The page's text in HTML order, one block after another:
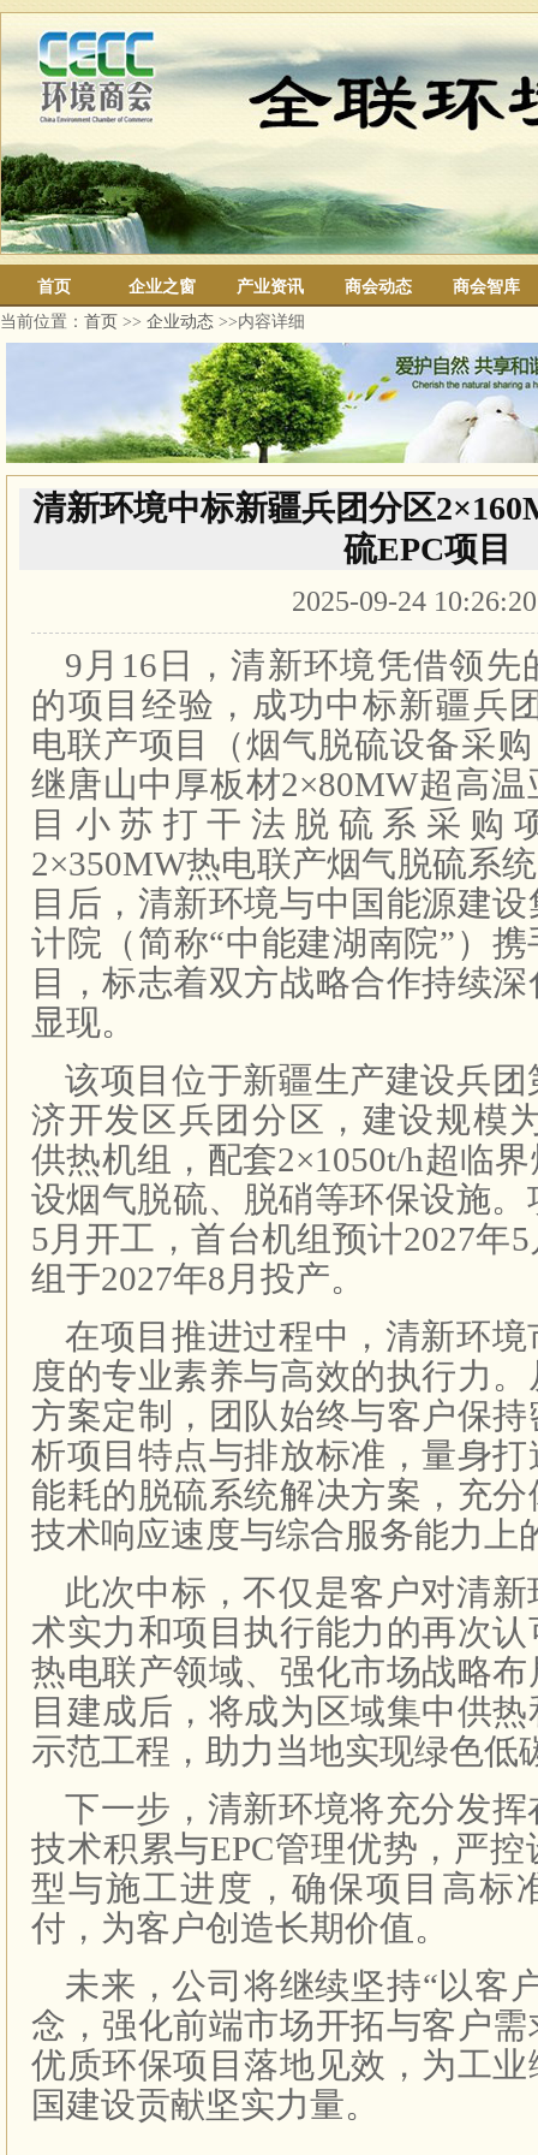
首页 企业之窗 产业资讯 商会动态
商会智库
当前位置： 首页 >> 企业动态 >>内容详细
清新环境中标新疆兵团分区
硫EPC项目
2025-09-24
9月16日，清新环境凭借领先
的项目经验，成功中标新疆兵
电联产项目（烟气脱硫设备采
继唐山中厚板材2×80MW超高
目小苏打干法脱硫系采购
2×350MW热电联产烟气脱硫系统
目后，清新环境与中国能源建
计院（简称“中能建湖南院”）
目，标志着双方战略合作持续
显现。
该项目位于新疆生产建设兵
济开发区兵团分区，建设规模
供热机组，配套2×1050t/h超临
设烟气脱硫、脱硝等环保设施。
5月开工，首台机组预计2027年
组于2027年8月投产。
在项目推进过程中，清新环
度的专业素养与高效的执行力
方案定制，团队始终与客户保
析项目特点与排放标准，量身
能耗的脱硫系统解决方案，充
技术响应速度与综合服务能力上
此次中标，不仅是客户对清
术实力和项目执行能力的再次
热电联产领域、强化市场战略
目建成后，将成为区域集中供
示范工程，助力当地实现绿色低
下一步，清新环境将充分发
技术积累与EPC管理优势，严
型与施工进度，确保项目高标
付，为客户创造长期价值。
未来，公司将继续坚持“以客
念，强化前端市场开拓与客户
优质环保项目落地见效，为工
国建设贡献坚实力量。